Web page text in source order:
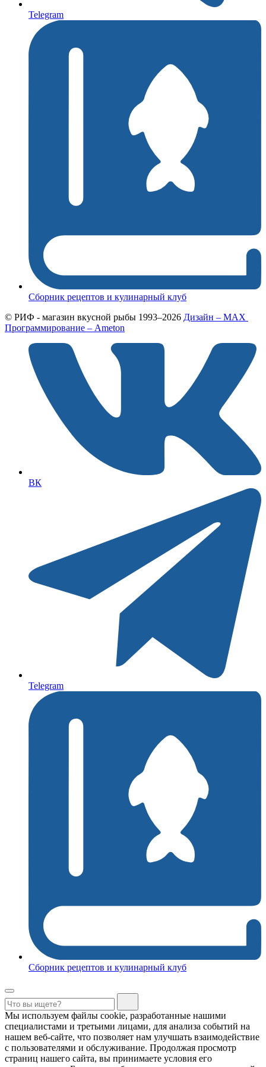
Telegram
Сборник рецептов и кулинарный клуб
© РИФ - магазин вкусной рыбы 1993–2026 Дизайн – MAX
Программирование – Ameton
ВК
Telegram
Сборник рецептов и кулинарный клуб
Мы используем файлы cookie, разработанные нашими
специалистами и третьими лицами, для анализа событий на
нашем веб-сайте, что позволяет нам улучшать взаимодействие
с пользователями и обслуживание. Продолжая просмотр
страниц нашего сайта, вы принимаете условия его